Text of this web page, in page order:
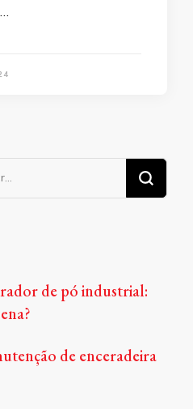
de pó industrial:
de enceradeira